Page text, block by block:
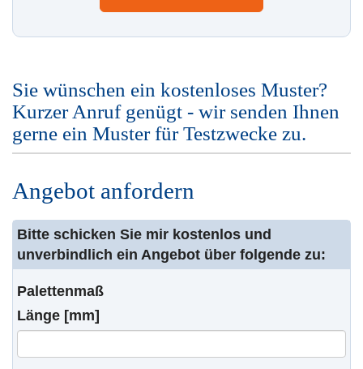
Sie wünschen ein kostenloses Muster?
Kurzer Anruf genügt - wir senden Ihnen
gerne ein Muster für Testzwecke zu.
Angebot anfordern
Bitte schicken Sie mir kostenlos und
unverbindlich ein Angebot über folgende zu:
Palettenmaß
Länge [mm]